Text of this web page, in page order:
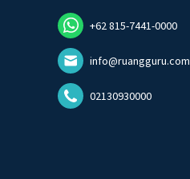
+62 815-7441-0000
info@ruangguru.com
02130930000